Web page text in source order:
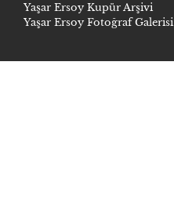
Yaşar Ersoy Kupür Arşivi
Yaşar Ersoy Fotoğraf Galerisi